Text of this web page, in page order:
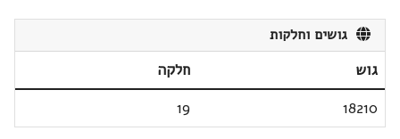
גושים וחלקות
גוש
חלקה
18210
19